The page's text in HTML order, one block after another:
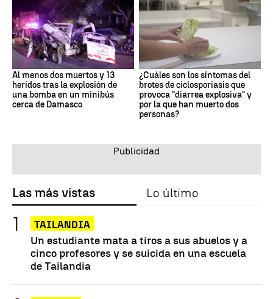
Al menos dos muertos y 13
heridos tras la explosión de
una bomba en un minibús
cerca de Damasco
¿Cuáles son los síntomas del
brotes de ciclosporiasis que
provoca "diarrea explosiva" y
por la que han muerto dos
personas?
Las más vistas Lo último
TAILANDIA
Un estudiante mata a tiros a sus abuelos y a
cinco profesores y se suicida en una escuela
de Tailandia